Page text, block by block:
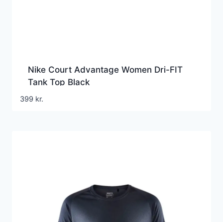
Nike Court Advantage Women Dri-FIT
Tank Top Black
399 kr.